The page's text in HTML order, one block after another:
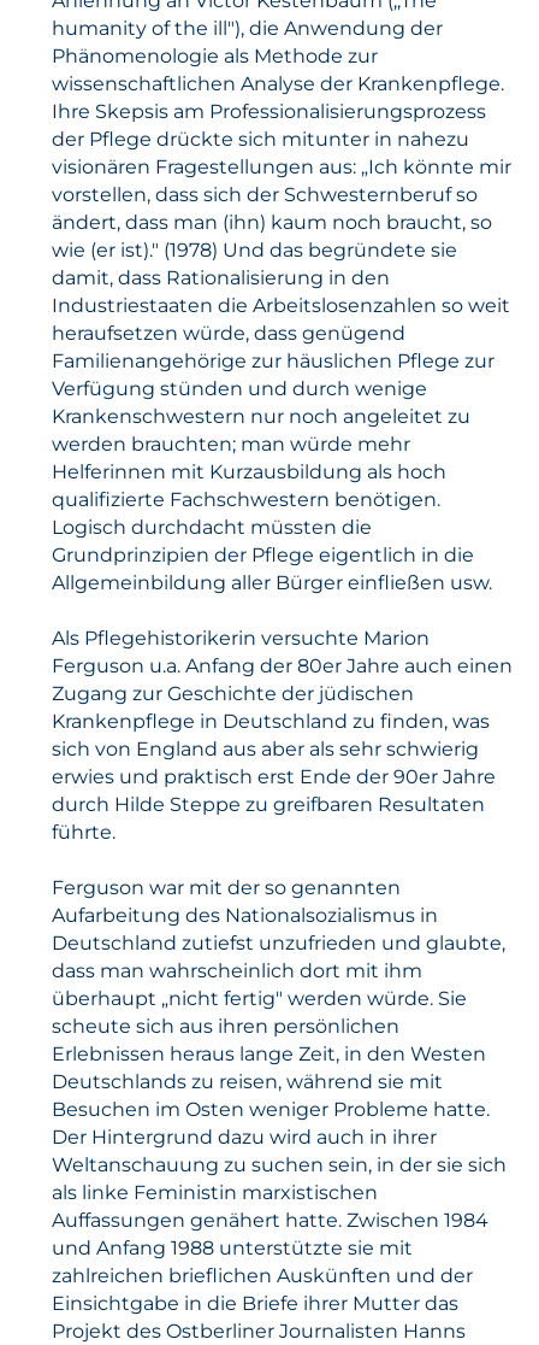
humanity of the ill"), die Anwendung der
Phänomenologie als Methode zur
wissenschaftlichen Analyse der Krankenpflege.
Ihre Skepsis am Professionalisierungsprozess
der Pflege drückte sich mitunter in nahezu
visionären Fragestellungen aus: „Ich könnte mir
vorstellen, dass sich der Schwesternberuf so
ändert, dass man (ihn) kaum noch braucht, so
wie (er ist)." (1978) Und das begründete sie
damit, dass Rationalisierung in den
Industriestaaten die Arbeitslosenzahlen so weit
heraufsetzen würde, dass genügend
Familienangehörige zur häuslichen Pflege zur
Verfügung stünden und durch wenige
Krankenschwestern nur noch angeleitet zu
werden brauchten; man würde mehr
Helferinnen mit Kurzausbildung als hoch
qualifizierte Fachschwestern benötigen.
Logisch durchdacht müssten die
Grundprinzipien der Pflege eigentlich in die
Allgemeinbildung aller Bürger einfließen usw.
Als Pflegehistorikerin versuchte Marion
Ferguson u.a. Anfang der 80er Jahre auch einen
Zugang zur Geschichte der jüdischen
Krankenpflege in Deutschland zu finden, was
sich von England aus aber als sehr schwierig
erwies und praktisch erst Ende der 90er Jahre
durch Hilde Steppe zu greifbaren Resultaten
führte.
Ferguson war mit der so genannten
Aufarbeitung des Nationalsozialismus in
Deutschland zutiefst unzufrieden und glaubte,
dass man wahrscheinlich dort mit ihm
überhaupt „nicht fertig" werden würde. Sie
scheute sich aus ihren persönlichen
Erlebnissen heraus lange Zeit, in den Westen
Deutschlands zu reisen, während sie mit
Besuchen im Osten weniger Probleme hatte.
Der Hintergrund dazu wird auch in ihrer
Weltanschauung zu suchen sein, in der sie sich
als linke Feministin marxistischen
Auffassungen genähert hatte. Zwischen 1984
und Anfang 1988 unterstützte sie mit
zahlreichen brieflichen Auskünften und der
Einsichtgabe in die Briefe ihrer Mutter das
Projekt des Ostberliner Journalisten Hanns